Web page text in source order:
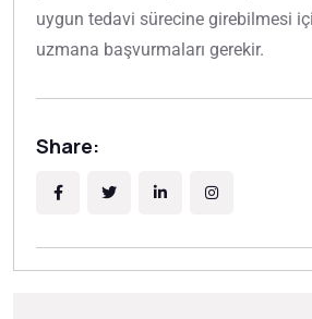
uygun tedavi sürecine girebilmesi
uzmana başvurmaları gerekir.
Share: